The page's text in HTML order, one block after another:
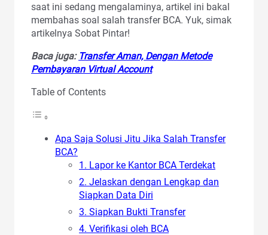
saat ini sedang mengalaminya, artikel ini bakal
membahas soal salah transfer BCA. Yuk, simak
artikelnya Sobat Pintar!
Baca juga: Transfer Aman, Dengan Metode
Pembayaran Virtual Account
Table of Contents
Apa Saja Solusi Jitu Jika Salah Transfer
BCA?
1. Lapor ke Kantor BCA Terdekat
2. Jelaskan dengan Lengkap dan
Siapkan Data Diri
3. Siapkan Bukti Transfer
4. Verifikasi oleh BCA